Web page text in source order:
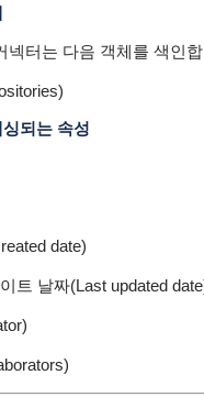
넥터는 다음 객체를 색인
되는 속성
date)
트 날짜(Last updated